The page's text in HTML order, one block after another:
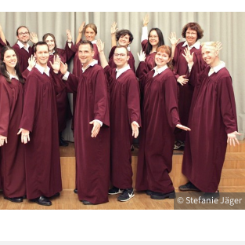
© Stefanie Jäger